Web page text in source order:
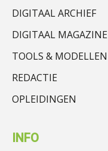
DIGITAAL ARCHIEF
DIGITAAL MAGAZINE
TOOLS & MODELLEN
REDACTIE
OPLEIDINGEN
INFO